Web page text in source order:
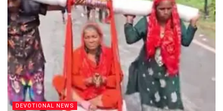
DEVOTIONAL NEWS